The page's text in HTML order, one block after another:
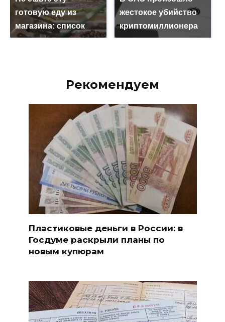
готовую еду из
магазина: список
жестокое убийство
криптомиллионера
Рекомендуем
Пластиковые деньги в России: в
Госдуме раскрыли планы по
новым купюрам